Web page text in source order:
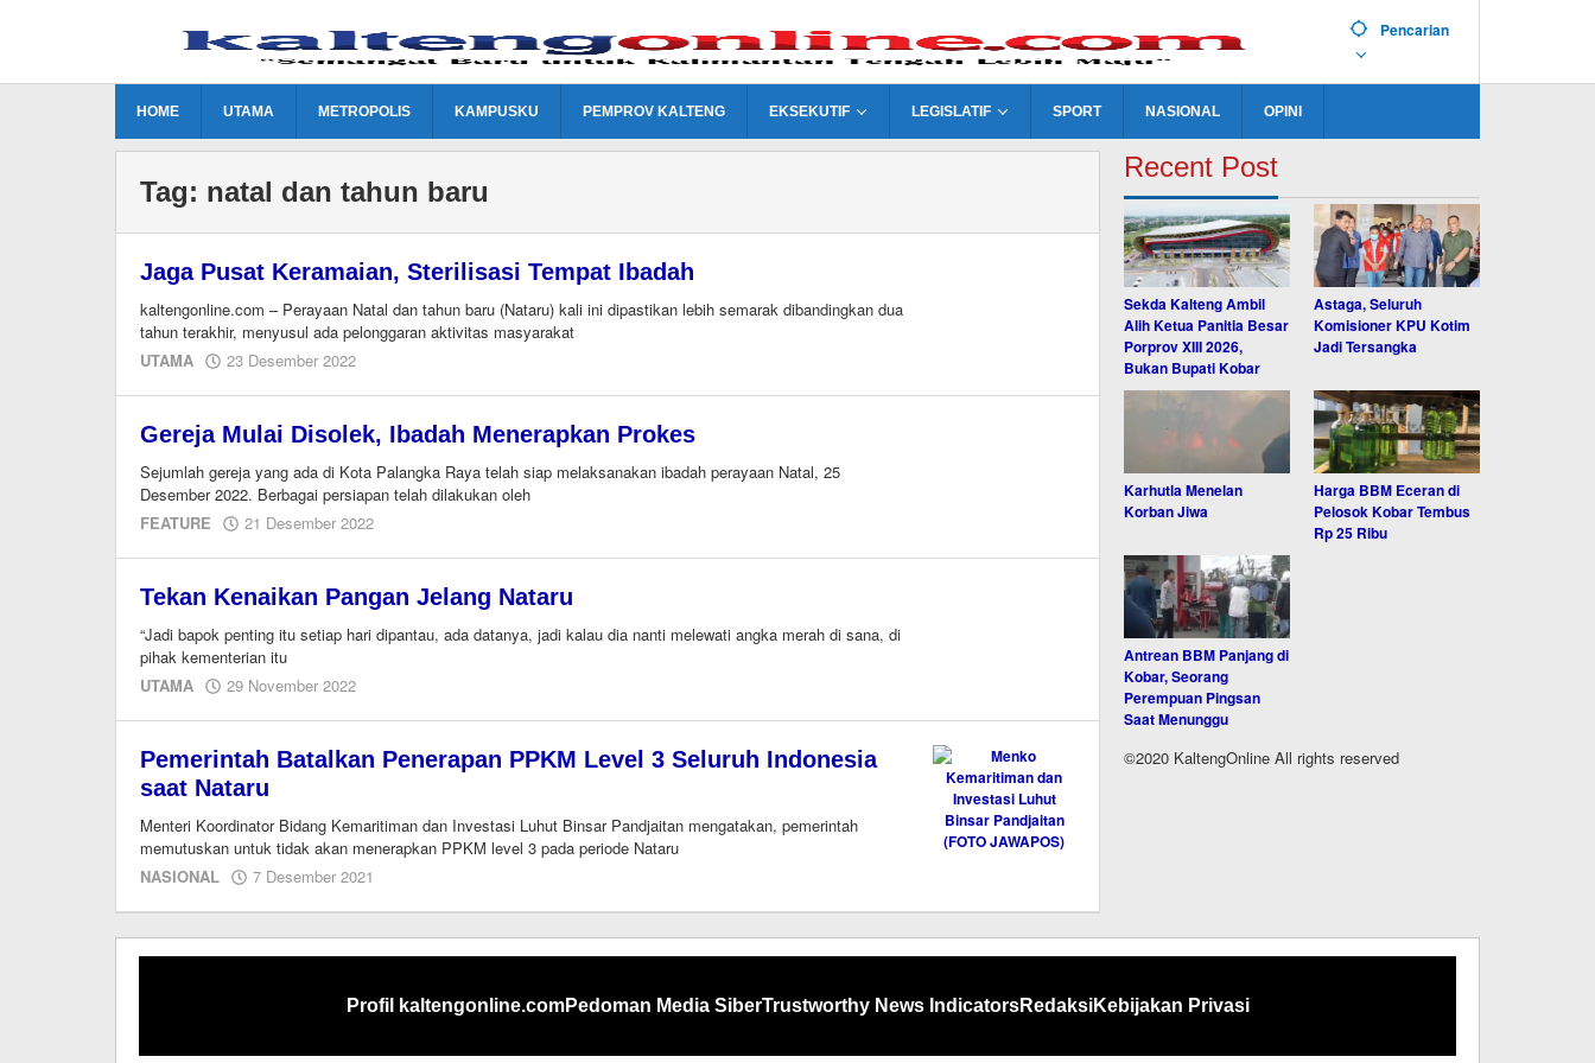
Pencarian
HOME UTAMA METROPOLIS KAMPUSKU PEMPROV KALTENG EKSEKUTIF LEGISLATIF SPORT NASIONAL OPINI
Tag: natal dan tahun baru
Jaga Pusat Keramaian, Sterilisasi Tempat Ibadah
kaltengonline.com – Perayaan Natal dan tahun baru (Nataru) kali ini dipastikan lebih semarak dibandingkan dua
tahun terakhir, menyusul ada pelonggaran aktivitas masyarakat
UTAMA
23 Desember 2022
Gereja Mulai Disolek, Ibadah Menerapkan Prokes
Sejumlah gereja yang ada di Kota Palangka Raya telah siap melaksanakan ibadah perayaan Natal, 25
Desember 2022. Berbagai persiapan telah dilakukan oleh
FEATURE
21 Desember 2022
Tekan Kenaikan Pangan Jelang Nataru
“Jadi bapok penting itu setiap hari dipantau, ada datanya, jadi kalau dia nanti melewati angka merah di sana, di
pihak kementerian itu
UTAMA
29 November 2022
Pemerintah Batalkan Penerapan PPKM Level 3 Seluruh Indonesia
saat Nataru
Menteri Koordinator Bidang Kemaritiman dan Investasi Luhut Binsar Pandjaitan mengatakan, pemerintah
memutuskan untuk tidak akan menerapkan PPKM level 3 pada periode Nataru
NASIONAL
7 Desember 2021
Recent Post
Sekda Kalteng Ambil
Alih Ketua Panitia Besar
Porprov XIII 2026,
Bukan Bupati Kobar
Astaga, Seluruh
Komisioner KPU Kotim
Jadi Tersangka
Karhutla Menelan
Korban Jiwa
Harga BBM Eceran di
Pelosok Kobar Tembus
Rp 25 Ribu
Antrean BBM Panjang di
Kobar, Seorang
Perempuan Pingsan
Saat Menunggu
©2020 KaltengOnline All rights reserved
Profil kaltengonline.comPedoman Media SiberTrustworthy News IndicatorsRedaksiKebijakan Privasi